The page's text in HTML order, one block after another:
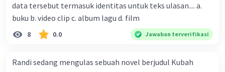
karena persebarannya sangat cepat. C. Masyarakat perlu
mawas diri dan menjaga kesehatan dalam menghadapi
serangan virus corona yang mulai menyebar di Indonesia,
D. Virus corona menjadi masalah besar bagi kesehatan
data tersebut termasuk identitas untuk teks ulasan.... a.
buku b. video clip c. album lagu d. film
8 0.0 Jawaban terverifikasi
Randi sedang mengulas sebuah novel berjudul Kubah